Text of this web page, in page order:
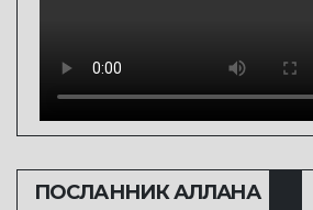
ПОСЛАННИК АЛЛАHА